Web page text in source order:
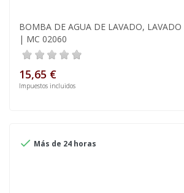
BOMBA DE AGUA DE LAVADO, LAVADO
| MC 02060
15,65 €
Impuestos incluidos
 Más de 24 horas